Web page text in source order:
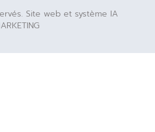
Site web et système IA